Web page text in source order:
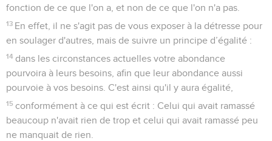
fonction de ce que l'on a, et non de ce que l'on n'a pas.
13 En effet, il ne s'agit pas de vous exposer à la détresse pour
en soulager d'autres, mais de suivre un principe d’égalité :
14 dans les circonstances actuelles votre abondance
pourvoira à leurs besoins, afin que leur abondance aussi
pourvoie à vos besoins. C'est ainsi qu'il y aura égalité,
15 conformément à ce qui est écrit : Celui qui avait ramassé
beaucoup n'avait rien de trop et celui qui avait ramassé peu
ne manquait de rien.